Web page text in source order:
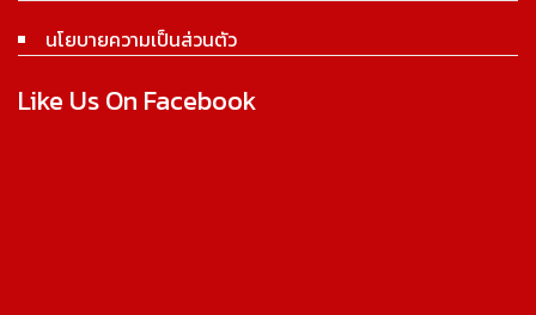
นโยบายความเป็นส่วนตัว
Like Us On Facebook